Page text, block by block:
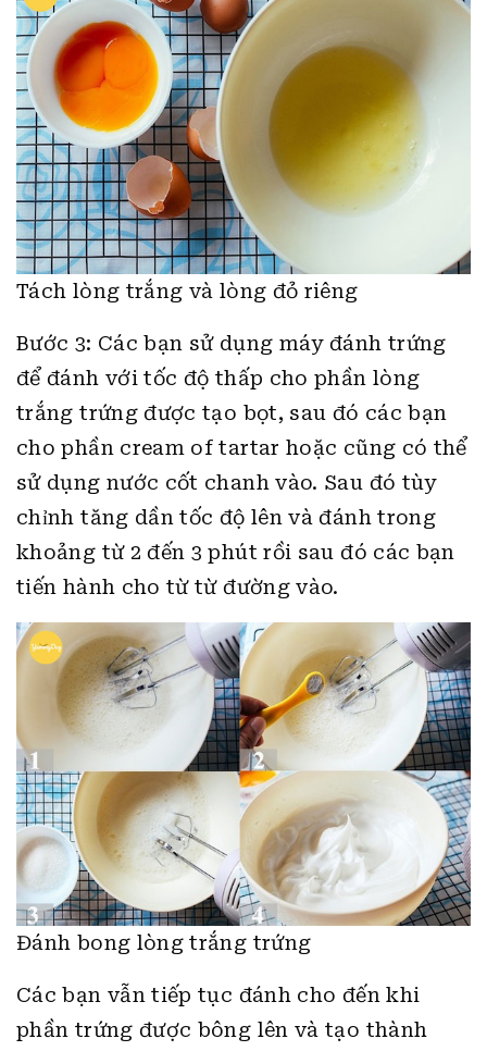
Tách lòng trắng và lòng đỏ riêng
Bước 3: Các bạn sử dụng máy đánh trứng
để đánh với tốc độ thấp cho phần lòng
trắng trứng được tạo bọt, sau đó các bạn
cho phần cream of tartar hoặc cũng có thể
sử dụng nước cốt chanh vào. Sau đó tùy
chỉnh tăng dần tốc độ lên và đánh trong
khoảng từ 2 đến 3 phút rồi sau đó các bạn
tiến hành cho từ từ đường vào.
Đánh bong lòng trắng trứng
Các bạn vẫn tiếp tục đánh cho đến khi
phần trứng được bông lên và tạo thành